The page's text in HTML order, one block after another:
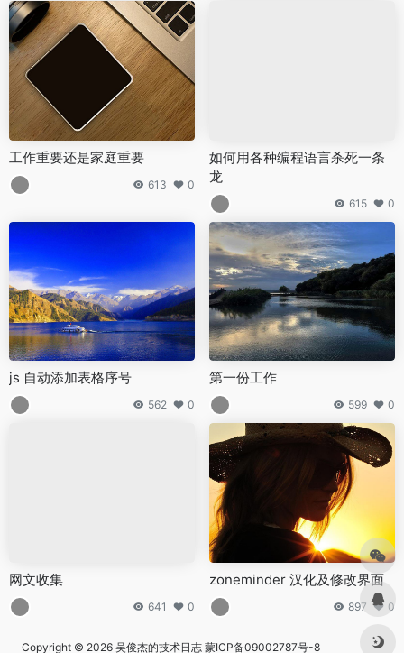
工作重要还是家庭重要
613 0
如何用各种编程语言杀死一条
龙
615 0
js 自动添加表格序号
562 0
第一份工作
599 0
网文收集
641 0
zoneminder 汉化及修改界面
897 0
Copyright © 2026 吴俊杰的技术日志 蒙ICP备09002787号-8